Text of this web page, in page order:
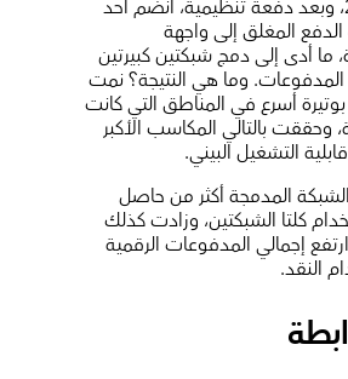
وثانيا، في عام 2017، وبعد دفعة تنظيمية، انضم أحد
المغلق إلى واجهة
ما أدى إلى دمج شبكتين كبيرتين
وما هي النتيجة؟ نمت
أسرع في المناطق التي كانت
وحققت بالتالي المكاسب الأكبر
التشغيل البيني.
المدمجة أكثر من حاصل
كلتا الشبكتين، وزادت كذلك
إجمالي المدفوعات الرقمية
النقد.